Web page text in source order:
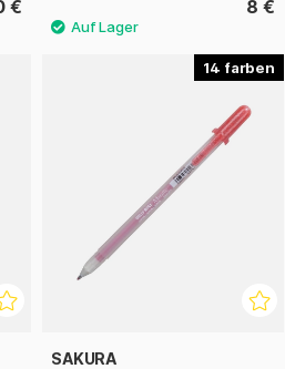
€ 8 €
14
SAKURA